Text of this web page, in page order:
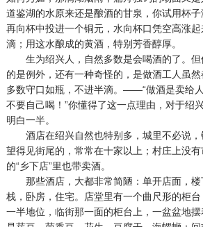
道鉴湖的水原来还是酿酒的甘泉，你试用杯子
再向杯中投进一个铜元，水向杯口凭空高涨
滴；用这水酿成的黄酒，特别芳香醇厚。
生为绍兴人，自然多数是会喝酒的了。
的是例外，还有一种奇怪的，是做酒工人虽然
多数守口如瓶，不进半滴。——“做酒是卖给
不要自己喝！”你懂得了这一点理由，对于绍
明白一半。
酒店在绍兴自然也特别多，城里不必说
望得见街尾的，常常在十家以上；村庄上没
的“乡下店”里也带卖酒。
那些酒店，大都非常简陋：单开店面，
栈，卧房，住宅。店堂里有一个曲尺形的柜
一半地位，临街那一面的柜台上，一盆盆地